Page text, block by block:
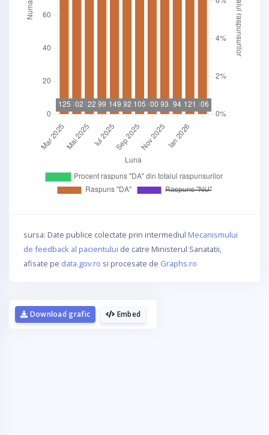
sursa: Date publice colectate prin intermediul Mecanismului
de feedback al pacientului de catre Ministerul Sanatatii,
afisate pe data.gov.ro si procesate de Graphs.ro
Embed
Download grafic